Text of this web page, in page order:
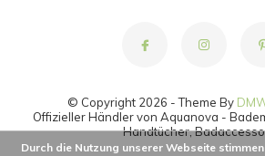
© Copyright 2026 - Theme By
Offizieller Händler von Aquanova -
Handtücher,
Durch die Nutzung unserer Webseite